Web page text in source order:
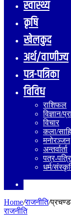
स्वास्थ्य
कृषि
खेलकुद
अर्थ/वाणीज्य
पत्र-पत्रिका
विविध
राशिफल
विज्ञान/
विचार
कला/
मनोरञ्जन
अन्तर्वार्ता
पत्र-
धर्म/
Home/राजनीति/
राजनीति